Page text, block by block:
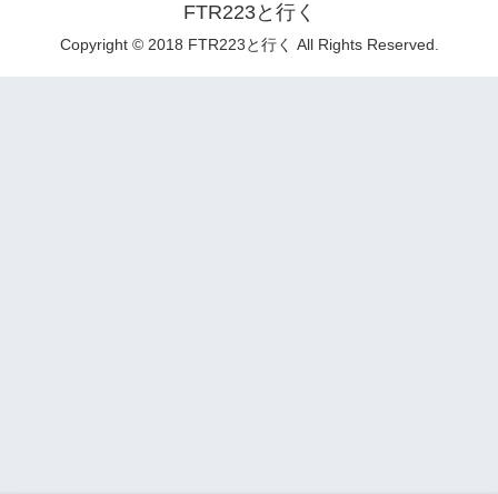
FTR223と行く
Copyright © 2018 FTR223と行く All Rights Reserved.